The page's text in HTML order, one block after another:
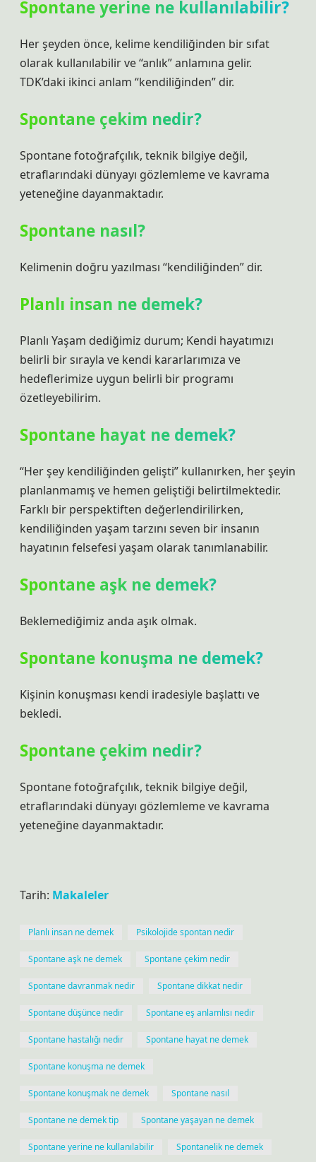
Spontane yerine ne kullanılabilir?
Her şeyden önce, kelime kendiliğinden bir sıfat
olarak kullanılabilir ve “anlık” anlamına gelir.
TDK’daki ikinci anlam “kendiliğinden” dir.
Spontane çekim nedir?
Spontane fotoğrafçılık, teknik bilgiye değil,
etraflarındaki dünyayı gözlemleme ve kavrama
yeteneğine dayanmaktadır.
Spontane nasıl?
Kelimenin doğru yazılması “kendiliğinden” dir.
Planlı insan ne demek?
Planlı Yaşam dediğimiz durum; Kendi hayatımızı
belirli bir sırayla ve kendi kararlarımıza ve
hedeflerimize uygun belirli bir programı
özetleyebilirim.
Spontane hayat ne demek?
“Her şey kendiliğinden gelişti” kullanırken, her şeyin
planlanmamış ve hemen geliştiği belirtilmektedir.
Farklı bir perspektiften değerlendirilirken,
kendiliğinden yaşam tarzını seven bir insanın
hayatının felsefesi yaşam olarak tanımlanabilir.
Spontane aşk ne demek?
Beklemediğimiz anda aşık olmak.
Spontane konuşma ne demek?
Kişinin konuşması kendi iradesiyle başlattı ve
bekledi.
Spontane çekim nedir?
Spontane fotoğrafçılık, teknik bilgiye değil,
etraflarındaki dünyayı gözlemleme ve kavrama
yeteneğine dayanmaktadır.
Tarih: Makaleler
Planlı insan ne demek Psikolojide spontan nedir
Spontane aşk ne demek Spontane çekim nedir
Spontane davranmak nedir Spontane dikkat nedir
Spontane düşünce nedir Spontane eş anlamlısı nedir
Spontane hastalığı nedir Spontane hayat ne demek
Spontane konuşma ne demek
Spontane konuşmak ne demek Spontane nasıl
Spontane ne demek tip Spontane yaşayan ne demek
Spontane yerine ne kullanılabilir Spontanelik ne demek